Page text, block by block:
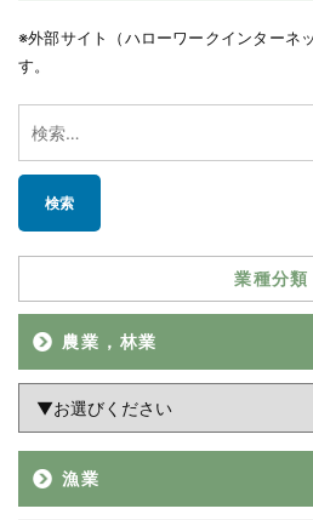
※外部サイト（ハローワークインターネ
す。
索:
業種分類
農業，林業
漁業